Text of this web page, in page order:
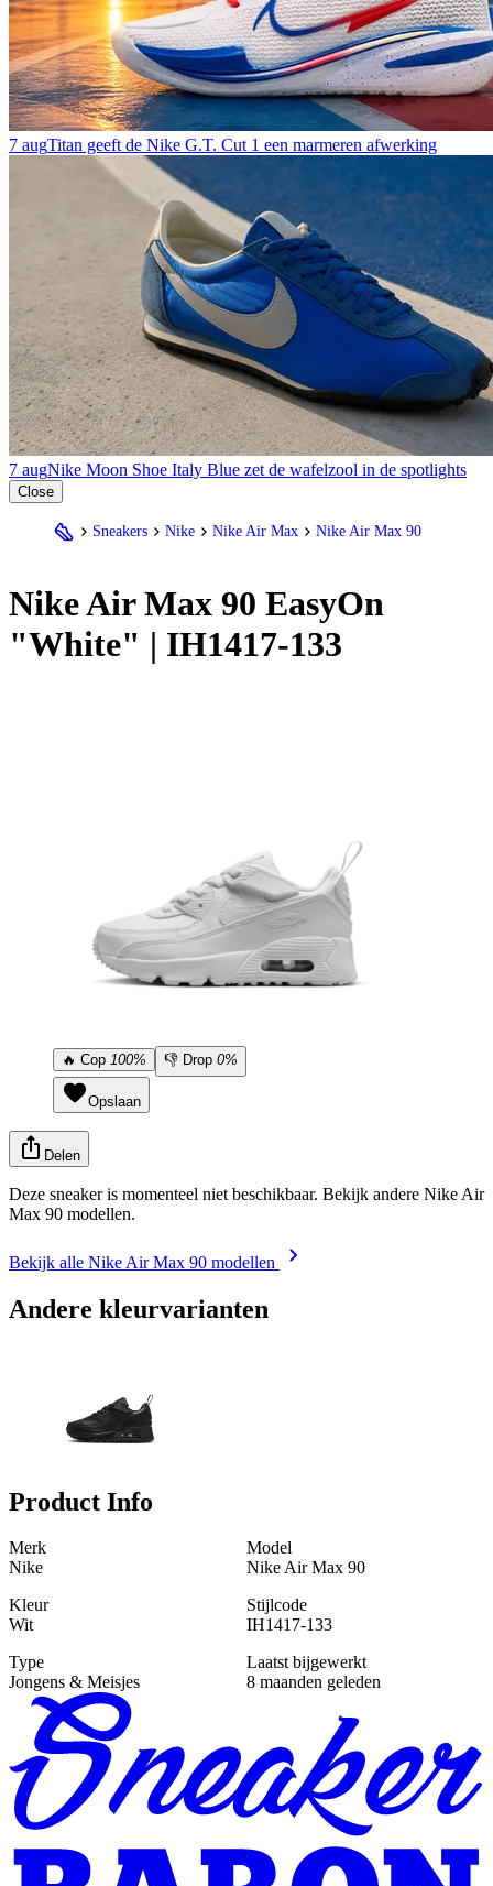
7 augTitan geeft de Nike G.T. Cut 1 een marmeren afwerking
7 augNike Moon Shoe Italy Blue zet de wafelzool in de spotlights
Close
Sneakers Nike Nike Air Max Nike Air Max 90
NikeAir Max 90 EasyOn
"White" | IH1417-133
🔥 Cop 100% 👎 Drop 0%
Opslaan
Delen
Deze sneaker is momenteel niet beschikbaar. Bekijk andere Nike Air
Max 90 modellen.
Bekijk alle Nike Air Max 90 modellen
Andere kleurvarianten
Product Info
Merk
Nike
Model
Nike Air Max 90
Kleur
Wit
Stijlcode
IH1417-133
Type
Jongens & Meisjes
Laatst bijgewerkt
8 maanden geleden